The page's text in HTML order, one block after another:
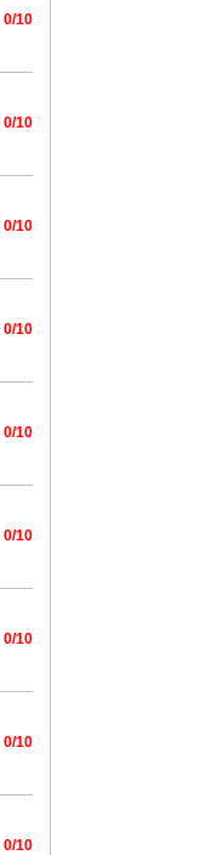
0/10
0/10
0/10
0/10
0/10
0/10
0/10
0/10
0/10